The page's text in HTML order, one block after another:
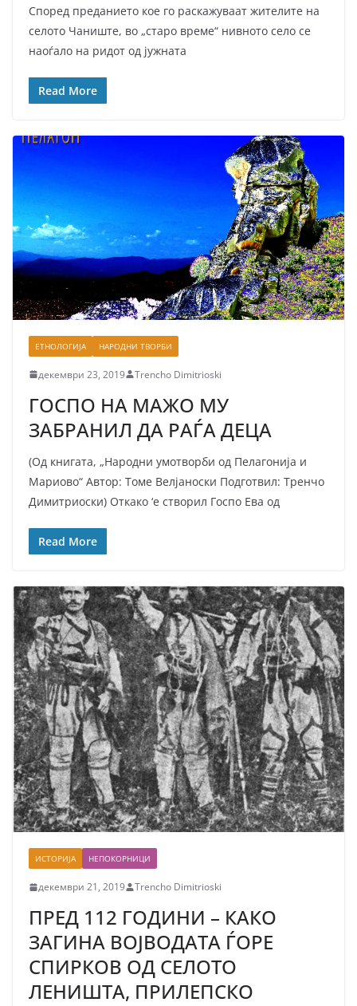
Според преданието кое го раскажуваат жителите на
селото Чаниште, во „старо време“ нивното село се
наоѓало на ридот од јужната
Read More
ЕТНОЛОГИЈА НАРОДНИ ТВОРБИ
декември 23, 2019 Trencho Dimitrioski
ГОСПО НА МАЖО МУ
ЗАБРАНИЛ ДА РАЃА ДЕЦА
(Од книгата, „Народни умотворби од Пелагонија и
Мариово“ Автор: Томе Велјаноски Подготвил: Тренчо
Димитриоски) Откако ‘е створил Госпо Ева од
Read More
ИСТОРИЈА НЕПОКОРНИЦИ
декември 21, 2019 Trencho Dimitrioski
ПРЕД 112 ГОДИНИ – КАКО
ЗАГИНА ВОЈВОДАТА ЃОРЕ
СПИРКОВ ОД СЕЛОТО
ЛЕНИШТА, ПРИЛЕПСКО